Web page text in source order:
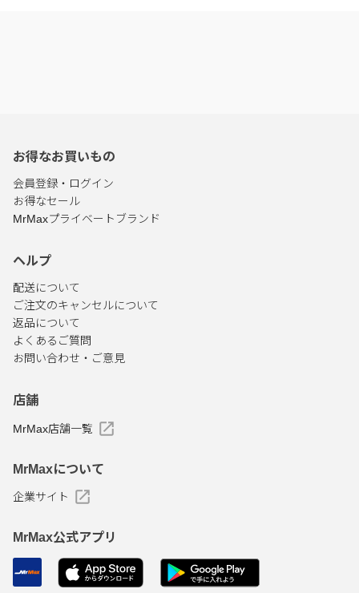
お得なお買いもの
会員登録・ログイン
お得なセール
MrMaxプライベートブランド
ヘルプ
配送について
ご注文のキャンセルについて
返品について
よくあるご質問
お問い合わせ・ご意見
店舗
MrMax店舗一覧
MrMaxについて
企業サイト
MrMax公式アプリ